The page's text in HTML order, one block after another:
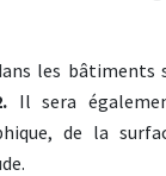
les bâtiments
Il sera
de la